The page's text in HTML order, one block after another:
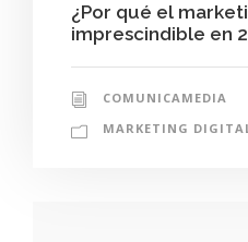
¿Por qué el
imprescindible en
COMUNICAMEDIA
MARKETING